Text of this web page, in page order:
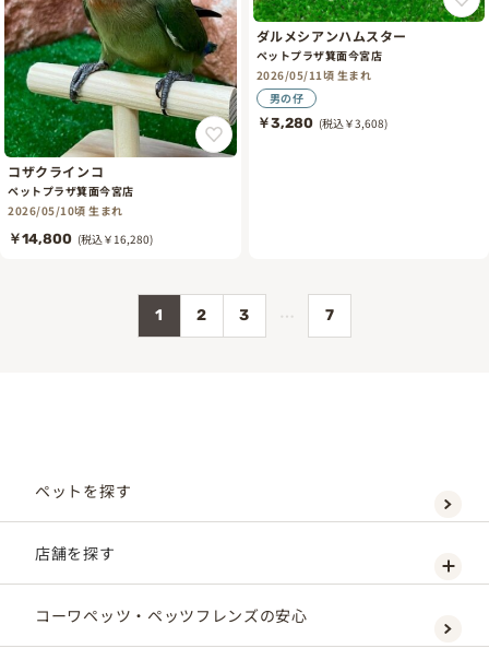
コザクラインコ
ペットプラザ箕面今宮店
2026/05/10頃 生まれ
￥14,800 (税込￥16,280)
ダルメシアンハムスター
ペットプラザ箕面今宮店
2026/05/11頃 生まれ
男の仔
￥3,280 (税込￥3,608)
1 2 3 … 7
ペットを探す
店舗を探す
コーワペッツ・ペッツフレンズの安心